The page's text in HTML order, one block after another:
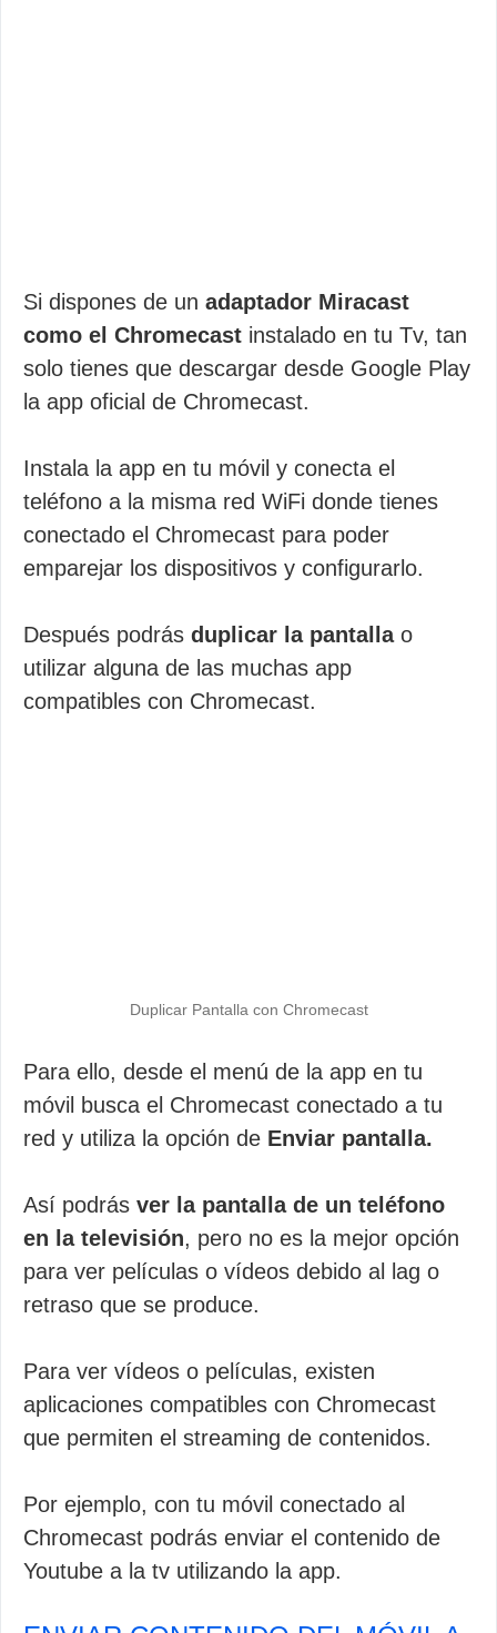
Si dispones de un adaptador Miracast
como el Chromecast instalado en tu Tv, tan
solo tienes que descargar desde Google Play
la app oficial de Chromecast.
Instala la app en tu móvil y conecta el
teléfono a la misma red WiFi donde tienes
conectado el Chromecast para poder
emparejar los dispositivos y configurarlo.
Después podrás duplicar la pantallao
utilizar alguna de las muchas app
compatibles con Chromecast.
Duplicar Pantalla con Chromecast
Para ello, desde el menú de la app en tu
móvil busca el Chromecast conectado a tu
red y utiliza la opción de Enviar pantalla.
Así podrás ver la pantalla de un teléfono
en la televisión, pero no es la mejor opción
para ver películas o vídeos debido al lag o
retraso que se produce.
Para ver vídeos o películas, existen
aplicaciones compatibles con Chromecast
que permiten el streaming de contenidos.
Por ejemplo, con tu móvil conectado al
Chromecast podrás enviar el contenido de
Youtube a la tv utilizando la app.